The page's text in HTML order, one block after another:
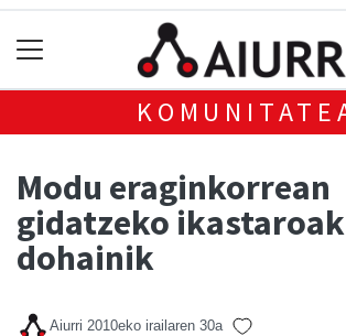
Modu eraginkorrean
gidatzeko ikastaroak
dohainik
Aiurri 2010eko irailaren 30a